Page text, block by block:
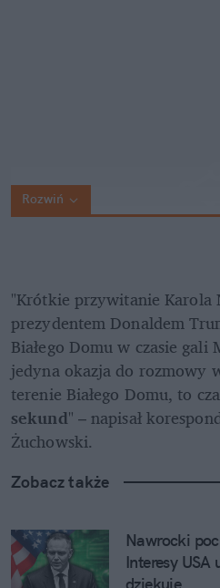
Rozwiń
"Krótkie przywitanie Karola
prezydentem Donaldem
Białego Domu w czasie gali
jedyna okazja do rozmowy
terenie Białego Domu, to
sekund" – napisał
Żuchowski.
Zobacz także
Nawrocki
Interesy
dziękuje